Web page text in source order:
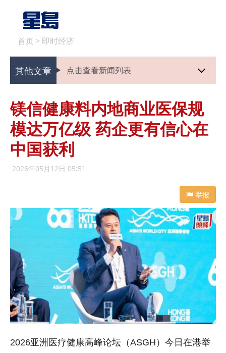
首页 > 即时经济
其他文章 点击查看新闻列表
镁信健康料内地商业医保规
模达万亿级 药企更有信心在
中国获利
2026年05月12日 05:51
举报
2026亚洲医疗健康高峰论坛（ASGH）今日在港举